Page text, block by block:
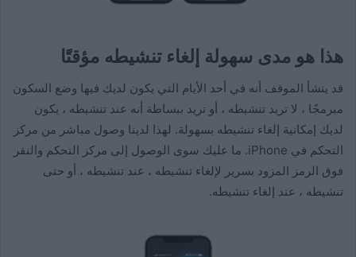
هذا هو مدى سهولة إلغاء تنشيطه مؤقتًا
قد ينشأ الموقف أنه في أحد الأيام التي يكون لديك فيها وضع السكون
مبرمجًا ، لا تريد تنشيطه ، أو تريد ببساطة أنه عند تنشيطه ، يكون
لديك إمكانية إلغاء تنشيطه بسهولة. لهذا لدينا وصول مباشر من مركز
التحكم في iPhone. ما عليك سوى الوصول إلى مركز التحكم والنقر
فوق الرمز المزود بسرير لإلغاء تنشيطه ، عند تنشيطه ، أو حتى
تنشيطه ، عند إلغاء تنشيطه.